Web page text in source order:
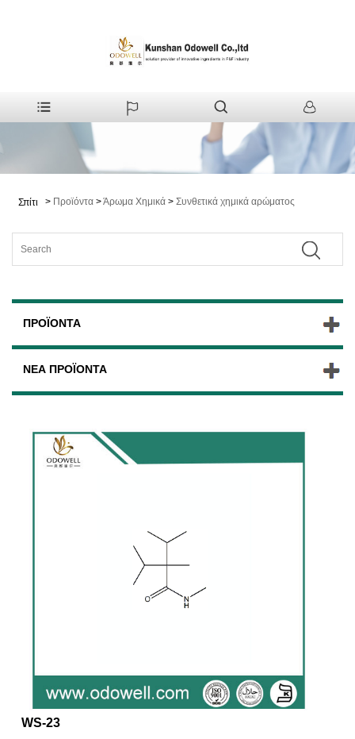
Σπίτι > Προϊόντα >Άρωμα Χημικά > Συνθετικά χημικά αρώματος
ΠΡΟΪΌΝΤΑ
ΝΈΑ ΠΡΟΪΌΝΤΑ
WS-23